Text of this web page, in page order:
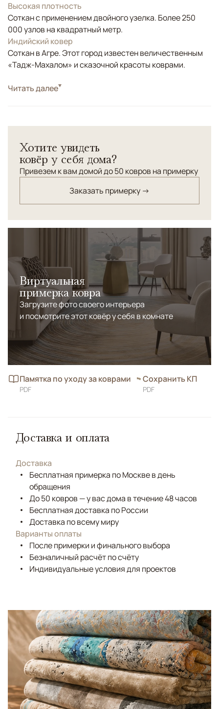
Высокая плотность
Соткан с применением двойного узелка. Более 250
000 узлов на квадратный метр.
Индийский ковер
Соткан в Агре. Этот город известен величественным
«Тадж-Махалом» и сказочной красоты коврами.
СтильКлассические
архитектурой. Сложный орнамент, насыщенные
оттенки глубокого синего и графичная симметрия
создают ощущение предмета с историей,
вдохновлен классическими восточными мотивами, но
благодаря контрастной палитре и более свободной
подаче выглядит актуально и выразительно.
Читать далее
Хотите увидеть
ковёр у себя дома?
Привезем к вам домой до 50 ковров на примерку
Заказать примерку →
Виртуальная
примерка ковра
Загрузите фото своего интерьера
и посмотрите этот ковёр у себя в комнате
Памятка по уходу за коврами
PDF
Сохранить КП
PDF
Доставка и оплата
Доставка
Бесплатная примерка по Москве в день
обращения
До 50 ковров — у вас дома в течение 48 часов
Бесплатная доставка по России
Доставка по всему миру
Варианты оплаты
После примерки и финального выбора
Безналичный расчёт по счёту
Индивидуальные условия для проектов